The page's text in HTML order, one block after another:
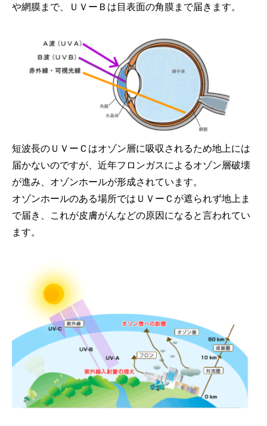
や網膜まで、ＵＶーＢは目表面の角膜まで届きます。
短波長のＵＶーＣはオゾン層に吸収されるため地上には
届かないのですが、近年フロンガスによるオゾン層破壊
が進み、オゾンホールが形成されています。
オゾンホールのある場所ではＵＶーＣが遮られず地上ま
で届き、これが皮膚がんなどの原因になると言われてい
ます。